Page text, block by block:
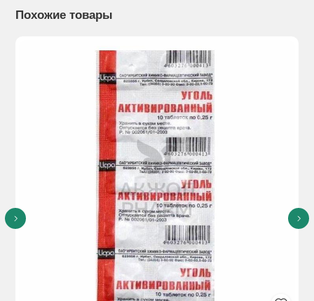
Альбезол® применяют у пациентов с кистозным
- при невозможности и/или нецелесообразности
хирургического вмешательства,
- при химиотерапевтическом лечении пациентов, которым
операция не показана (неоперабельные пациенты или
пациенты с множественными кистами),
- перед хирургическим вмешательством, в качестве
предоперационного лечения с целью смягчения стенки
кисты и снижения внутрикистозного давления для
облегчения хирургического удаления кист,
- после операции,
- после чрескожного дренирования кист по диагностическим
или терапевтическим причинам (метод PAIR или пункция-
аспирация-инъекция-повторная аспирация).
Альвеолярный эхинококкоз (вызванный Echinococcus
multilocularis)
Примечание. По возможности предпочтительным методом
лечения является радикальное хирургическое лечение.
Данные по этому показанию остаются ограниченными, но
предполагают ограничение прогрессирования
паразитарных поражений, предотвращение рецидивов
после операции и более низкую частоту внепеченочных
Похожие товары